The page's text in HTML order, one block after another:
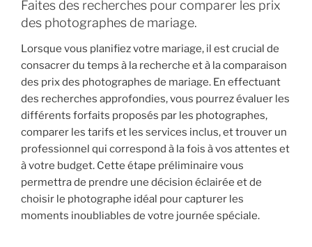
Faites des recherches pour comparer les prix
des photographes de mariage.
Lorsque vous planifiez votre mariage, il est crucial de
consacrer du temps à la recherche et à la comparaison
des prix des photographes de mariage. En effectuant
des recherches approfondies, vous pourrez évaluer les
différents forfaits proposés par les photographes,
comparer les tarifs et les services inclus, et trouver un
professionnel qui correspond à la fois à vos attentes et
à votre budget. Cette étape préliminaire vous
permettra de prendre une décision éclairée et de
choisir le photographe idéal pour capturer les
moments inoubliables de votre journée spéciale.